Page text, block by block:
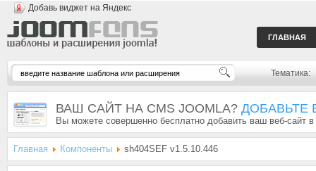
Добавь виджет на Яндекс
ГЛАВНАЯ
Тематика:
ВАШ САЙТ НА CMS JOOMLA? ДОБАВЬТЕ
Вы можете совершенно бесплатно добавить ваш веб-сайт
Главная Компоненты sh404SEF v1.5.10.446